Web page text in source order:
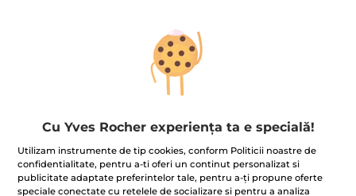
Cu Yves Rocher experiența ta e specială!
Utilizam instrumente de tip cookies, conform Politicii noastre de
confidentialitate, pentru a-ti oferi un continut personalizat si
publicitate adaptate preferintelor tale, pentru a-ți propune oferte
speciale conectate cu retelele de socializare si pentru a analiza